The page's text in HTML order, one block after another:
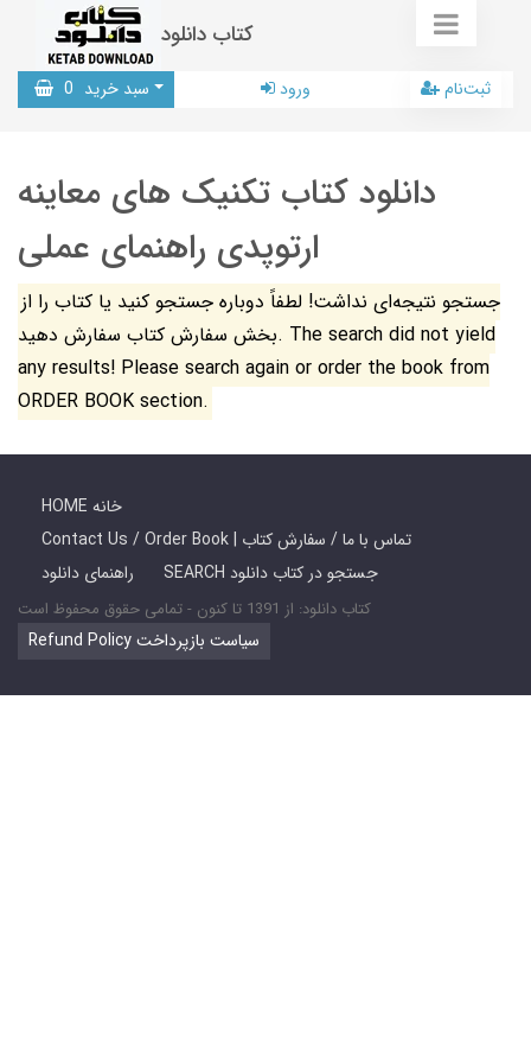
کتاب دانلود
سبد خرید 0 ورود ثبت‌نام
دانلود کتاب تکنیک های معاینه
ارتوپدی راهنمای عملی
جستجو نتیجه‌ای نداشت! لطفاً دوباره جستجو کنید یا کتاب را از
بخش سفارش کتاب سفارش دهید. The search did not yield
any results! Please search again or order the book from
ORDER BOOK section.
HOME خانه
Contact Us / Order Book | تماس با ما / سفارش کتاب
راهنمای دانلود
SEARCH جستجو در کتاب دانلود
کتاب دانلود: از 1391 تا کنون - تمامی حقوق محفوظ است
Refund Policy سیاست بازپرداخت